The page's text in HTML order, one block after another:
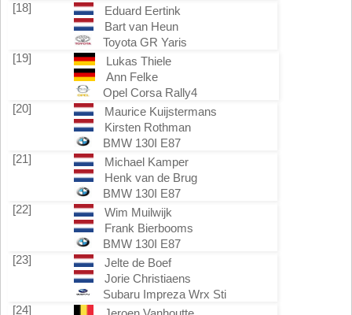
[18]
Eduard Eertink
Bart van Heun
Toyota GR Yaris
[19]
Lukas Thiele
Ann Felke
Opel Corsa Rally4
[20]
Maurice Kuijstermans
Kirsten Rothman
BMW 130I E87
[21]
Michael Kamper
Henk van de Brug
BMW 130I E87
[22]
Wim Muilwijk
Frank Bierbooms
BMW 130I E87
[23]
Jelte de Boef
Jorie Christiaens
Subaru Impreza Wrx Sti
[24]